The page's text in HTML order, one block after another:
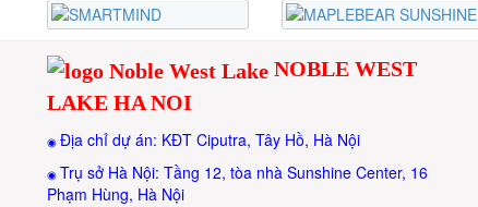
NOBLE WEST
LAKE HA NOI
◉Địa chỉ dự án: KĐT Ciputra, Tây Hồ, Hà Nội
◉ Trụ sở Hà Nội: Tầng 12, tòa nhà Sunshine Center, 16
Phạm Hùng, Hà Nội